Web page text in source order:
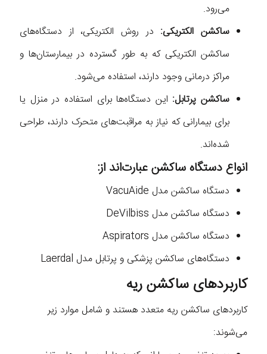
می‌رود.
ساکشن الکتریکی: در روش الکتریکی، از دستگاه‌های
ساکشن الکتریکی که به طور گسترده در بیمارستان‌ها و
مراکز درمانی وجود دارند، استفاده می‌شود.
ساکشن پرتابل: این دستگاه‌ها برای استفاده در منزل یا
برای بیمارانی که نیاز به مراقبت‌های متحرک دارند، طراحی
شده‌اند.
انواع دستگاه ساکشن عبارت‌اند از:
دستگاه ساکشن مدل VacuAide
دستگاه ساکشن مدل DeVilbiss
دستگاه ساکشن مدل Aspirators
دستگاه‌های ساکشن پزشکی و پرتابل مدل Laerdal
کاربردهای ساکشن ریه
کاربردهای ساکشن ریه متعدد هستند و شامل موارد زیر
می‌شوند: